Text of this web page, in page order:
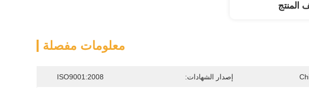
المنتج
معلومات مفصلة
إصدار الشهادات: ISO9001:2008